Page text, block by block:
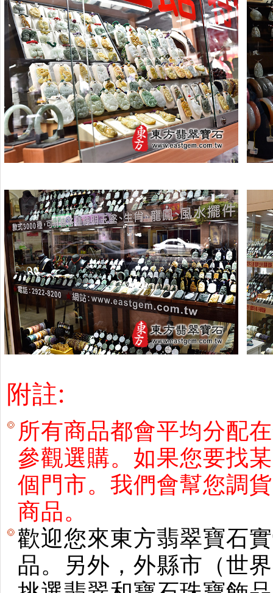
附註:
所有商品都會平均分配
參觀選購。如果您要找
個門市。我們會幫您調
商品。
歡迎您來東方翡翠寶石
品。另外，外縣市（世